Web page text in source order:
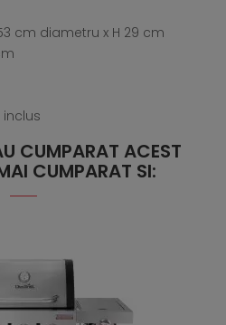
cm diametru x H 29 cm
CUMPARAT ACEST
CUMPARAT SI: